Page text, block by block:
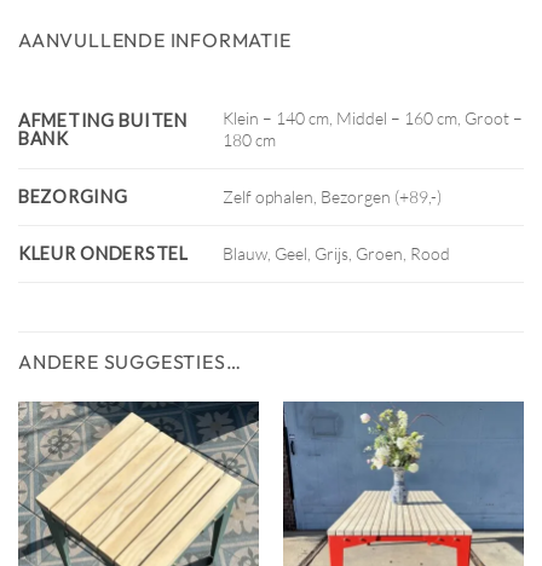
AANVULLENDE INFORMATIE
AFMETING BUITEN
BANK
Klein – 140 cm, Middel – 160 cm, Groot –
180 cm
BEZORGING Zelf ophalen, Bezorgen (+89,-)
KLEUR ONDERSTEL Blauw, Geel, Grijs, Groen, Rood
ANDERE SUGGESTIES…